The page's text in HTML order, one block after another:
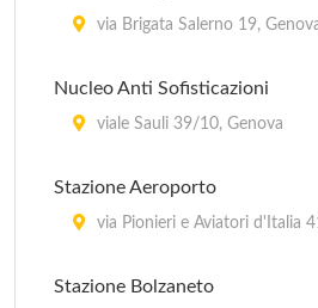
via Brigata Salerno 19,
Nucleo Anti Sofisticazioni
viale Sauli 39/10, Genova
Stazione Aeroporto
via Pionieri e Aviatori d'Italia
Stazione Bolzaneto